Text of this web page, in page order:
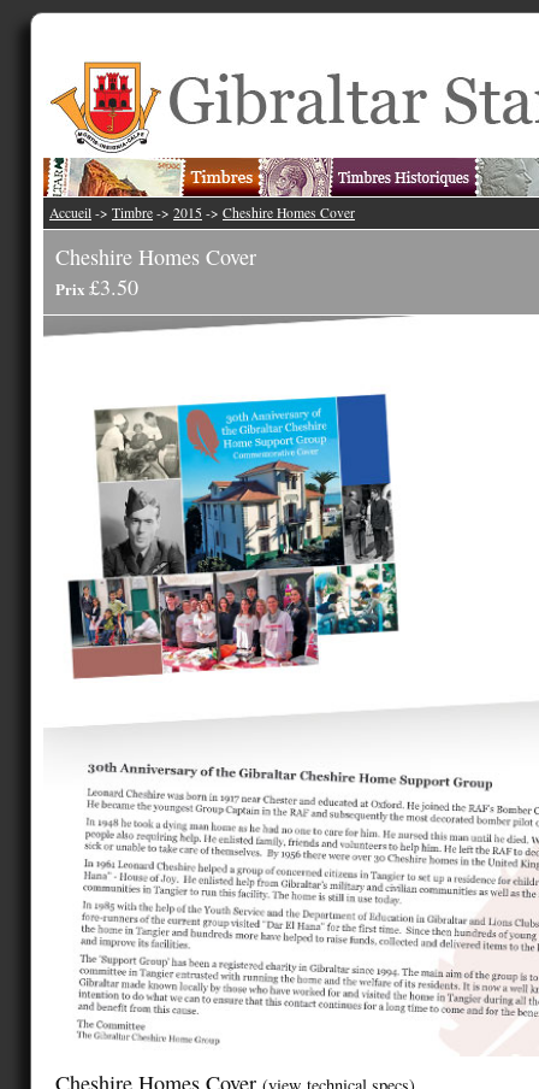
Accueil -> Timbre -> 2015 -> Cheshire Homes Cover
Cheshire Homes Cover
Prix £3.50
Cheshire Homes Cover